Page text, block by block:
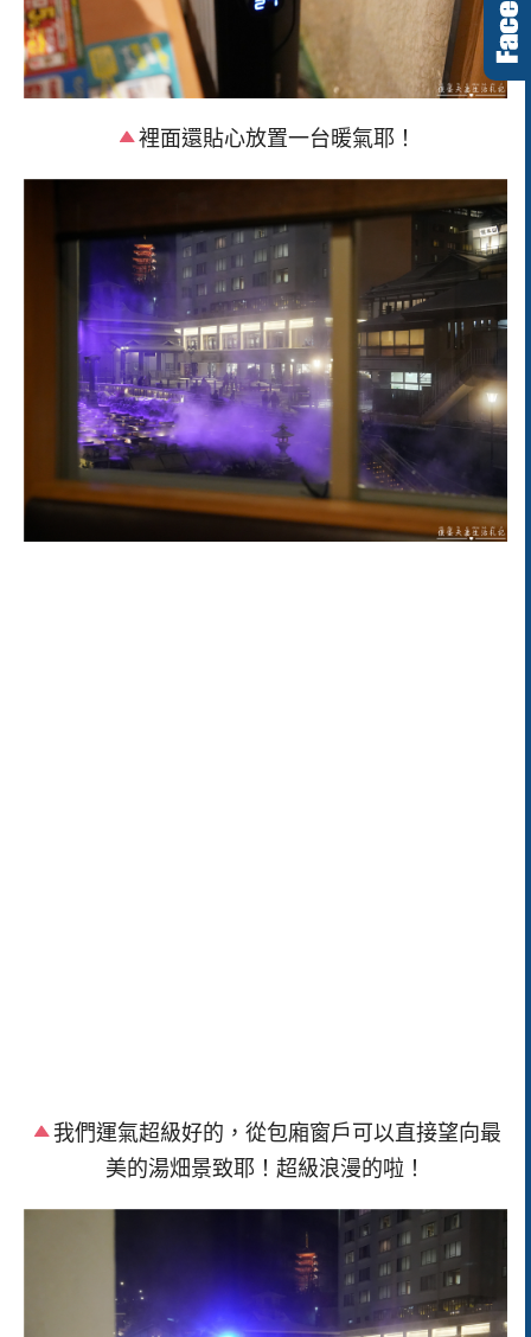
裡面還貼心放置一台暖氣耶！
我們運氣超級好的，從包廂窗戶可以直接望向最
美的湯畑景致耶！超級浪漫的啦！